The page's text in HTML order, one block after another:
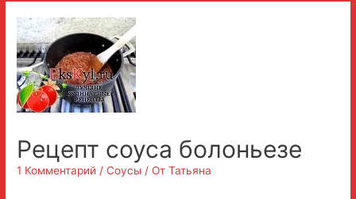
Рецепт соуса болоньезе
1 Комментарий /Соусы / ОтТатьяна